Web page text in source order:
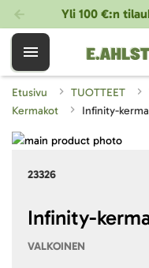
Yli 100 €:n
Etusivu TUOTTEET
Kermakot
Infinity-
23326
Infinity-
VALKOINEN
Skip
images
beginning